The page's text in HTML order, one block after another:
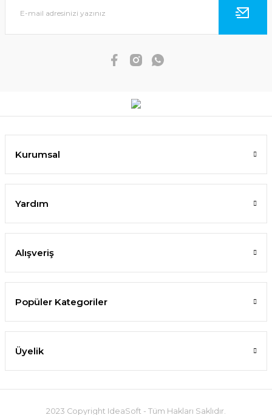
Kurumsal
Yardım
Alışveriş
Popüler Kategoriler
Üyelik
2023 Copyright IdeaSoft - Tüm Hakları Saklıdır.